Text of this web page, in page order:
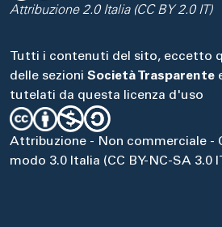
Attribuzione 2.0 Italia (CC BY 2.0 IT)
Tutti i contenuti del sito, eccetto
delle sezioni Società Trasparente
tutelati da questa licenza d'uso
Attribuzione - Non commerciale -
modo 3.0 Italia (CC BY-NC-SA 3.0